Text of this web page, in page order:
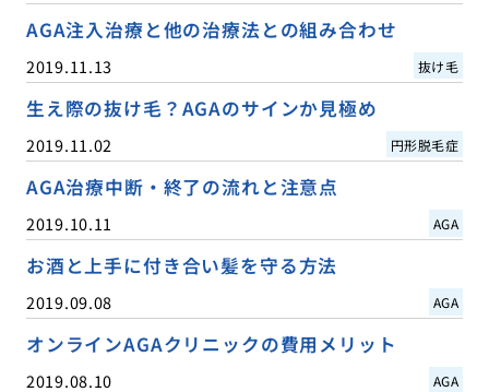
AGA注入治療と他の治療法との組み合わせ
2019.11.13 抜け毛
生え際の抜け毛？AGAのサインか見極め
2019.11.02 円形脱毛症
AGA治療中断・終了の流れと注意点
2019.10.11 AGA
お酒と上手に付き合い髪を守る方法
2019.09.08 AGA
オンラインAGAクリニックの費用メリット
2019.08.10 AGA